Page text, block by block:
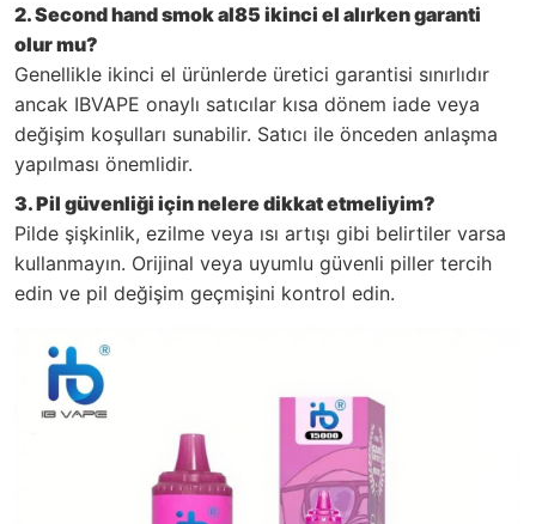
2. Second handsmok al85 ikinci el alırken garanti
olur mu?
Genellikle ikinci el ürünlerde üretici garantisi sınırlıdır
ancak IBVAPE onaylı satıcılar kısa dönem iade veya
değişim koşulları sunabilir. Satıcı ile önceden anlaşma
yapılması önemlidir.
3. Pil güvenliği için nelere dikkat etmeliyim?
Pilde şişkinlik, ezilme veya ısı artışı gibi belirtiler varsa
kullanmayın. Orijinal veya uyumlu güvenli piller tercih
edin ve pil değişim geçmişini kontrol edin.